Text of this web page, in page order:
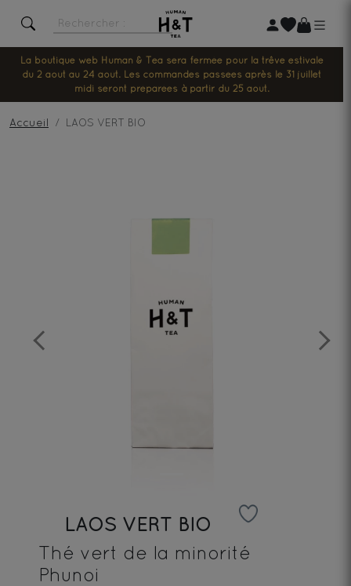
La boutique web Human & Tea sera fermée pour la trêve estivale
du 2 août au 24 août. Les commandes passées après le 31 juillet
midi seront préparées à partir du 25 août.
Accueil LAOS VERT BIO
Previous Next
LAOS VERT BIO
Thé vert de la minorité
Phunoi